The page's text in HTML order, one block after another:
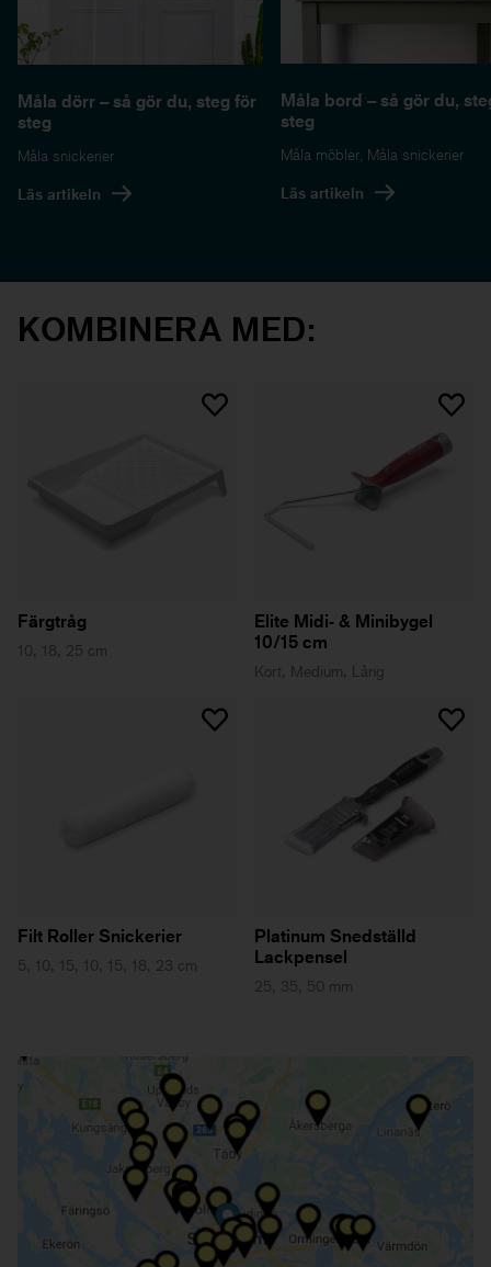
Måla dörr – så gör du, steg för
steg
Måla snickerier
Läs artikeln
Måla bord – så gör du,
steg
Måla möbler Måla snickerier
Läs artikeln
KOMBINERA MED:
Färgtråg
10, 18, 25 cm
Elite Midi- & Minibygel
10/15 cm
Kort, Medium, Lång
Filt Roller Snickerier
5, 10, 15, 10, 15, 18, 23 cm
Platinum Snedställd
Lackpensel
25, 35, 50 mm